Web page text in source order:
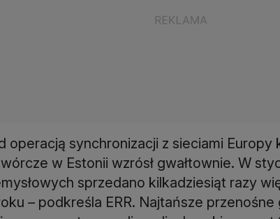
operacją synchronizacji z sieciami
w Estonii wzrósł gwałtownie. W
sprzedano kilkadziesiąt razy
– podkreśla ERR. Najtańsze